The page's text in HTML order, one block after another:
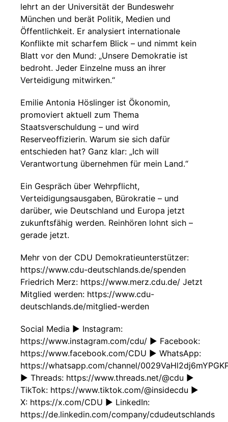
lehrt an der Universität der Bundeswehr
München und berät Politik, Medien und
Öffentlichkeit. Er analysiert internationale
Konflikte mit scharfem Blick – und nimmt kein
Blatt vor den Mund: „Unsere Demokratie ist
bedroht. Jeder Einzelne muss an ihrer
Verteidigung mitwirken.“
Emilie Antonia Höslinger ist Ökonomin,
promoviert aktuell zum Thema
Staatsverschuldung – und wird
Reserveoffizierin. Warum sie sich dafür
entschieden hat? Ganz klar: „Ich will
Verantwortung übernehmen für mein Land.“
Ein Gespräch über Wehrpflicht,
Verteidigungsausgaben, Bürokratie – und
darüber, wie Deutschland und Europa jetzt
zukunftsfähig werden. Reinhören lohnt sich –
gerade jetzt.
Mehr von der CDU Demokratieunterstützer:
https://www.cdu-deutschlands.de/spenden
Friedrich Merz: https://www.merz.cdu.de/ Jetzt
Mitglied werden: https://www.cdu-
deutschlands.de/mitglied-werden
Social Media ► Instagram:
https://www.instagram.com/cdu/ ► Facebook:
https://www.facebook.com/CDU ► WhatsApp:
https://whatsapp.com/channel/
► Threads: https://www.threads.net/@cdu ►
TikTok: https://www.tiktok.com/@insidecdu ►
X: https://x.com/CDU ► LinkedIn:
https://de.linkedin.com/company/cdudeutschlands